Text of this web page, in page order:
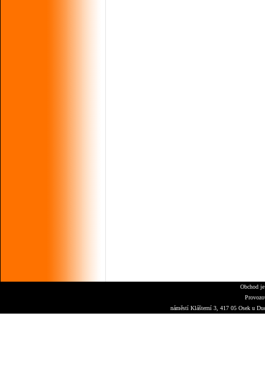
Obchod
náměstí Klášterní 3, 417 05 Osek u